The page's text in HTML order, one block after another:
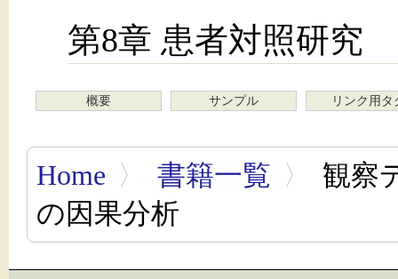
第8章 患者対照研究
概要 サンプル リンク用タ
Home 〉 書籍一覧 〉
観察
の因果分析